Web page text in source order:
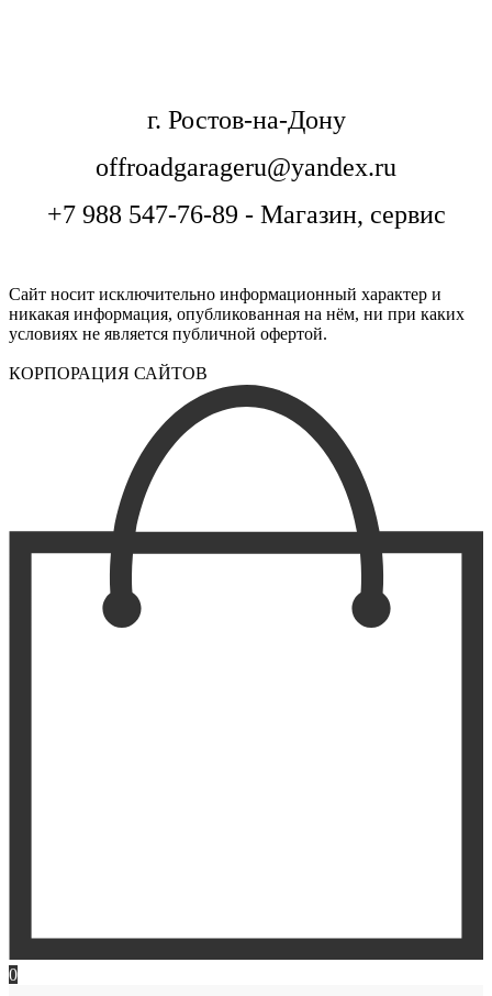
г. Ростов-на-Дону
offroadgarageru@yandex.ru
+7 988 547-76-89 - Магазин, сервис
Сайт носит исключительно информационный характер и
никакая информация, опубликованная на нём, ни при каких
условиях не является публичной офертой.
КОРПОРАЦИЯ САЙТОВ
0